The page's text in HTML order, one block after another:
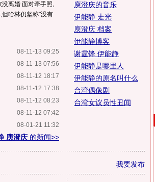
离婚 面对牵手照,
哈林仍坚称"没有
08-11-13 09:25
08-11-13 07:56
08-11-12 18:17
08-11-12 17:38
08-11-12 08:23
08-11-12 07:42
08-01-21 11:32
庾澄庆 的新闻>>
庾澄庆的音乐
伊能静 走光
庾澄庆 档案
伊能静博客
谢霆锋 伊能静
伊能静是哪里人
伊能静的原名叫什么
台湾偶像剧
台湾女议员性丑闻
我要发布